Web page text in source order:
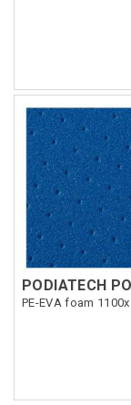
PE-EVA foam